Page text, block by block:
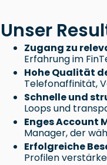
Unser
Zugang zu
Erfahrung im
Hohe Qualität
Telefonaffinität,
Schnelle und
Loops und
Enges Account
Manager, der
Erfolgreiche
Profilen